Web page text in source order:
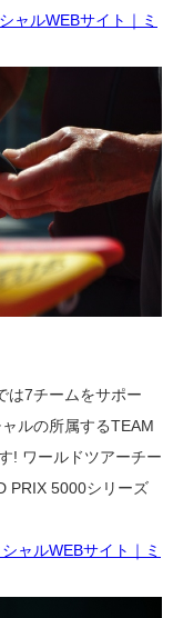
ャルWEBサイト｜ミ
は7チームをサポー
ルの所属するTEAM
! ワールドツアーチー
PRIX 5000シリーズ
ャルWEBサイト｜ミ